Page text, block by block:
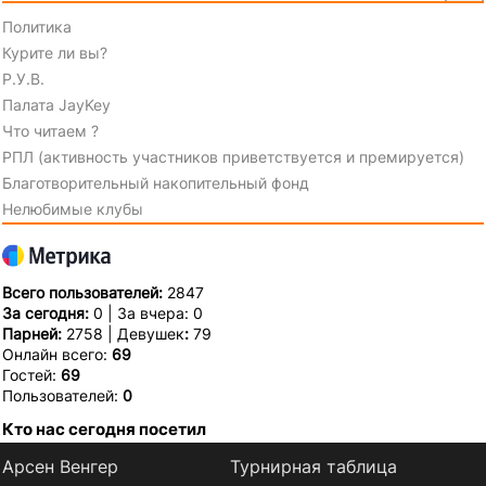
Политика
Курите ли вы?
Р.У.В.
Палата JayKey
Что читаем ?
РПЛ (активность участников приветствуется и премируется)
Благотворительный накопительный фонд
Нелюбимые клубы
Всего пользователей: 2847
За сегодня: 0 | За вчера: 0
Парней: 2758 | Девушек: 79
Онлайн всего: 69
Гостей: 69
Пользователей: 0
Кто нас сегодня посетил
Арсен Венгер Турнирная таблица